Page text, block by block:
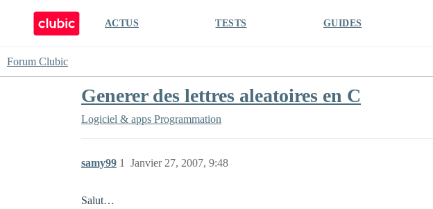
ACTUS TESTS GUIDES
Forum Clubic
Generer des lettres aleatoires en C
Logiciel & apps Programmation
samy99 Janvier 27, 2007, 9:48
1
Salut…